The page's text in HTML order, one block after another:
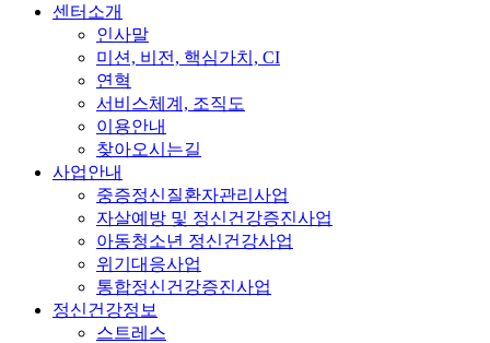
센터소개
인사말
미션, 비전, 핵심가치, CI
연혁
서비스체계, 조직도
이용안내
찾아오시는길
사업안내
중증정신질환자관리사업
자살예방 및 정신건강증진사업
아동청소년 정신건강사업
위기대응사업
통합정신건강증진사업
정신건강정보
스트레스